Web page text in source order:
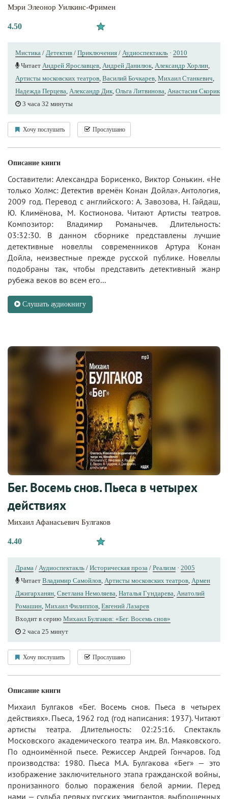
Мэри Элeoнор Уилкинс-Фримен
4.50
Мистика / Детектив / Приключения / Аудиоспектакль · 2010
Читает Андрей Ярославцев Андрей Данилюк Александр Хорлин
Артисты московских театров Василий Бочкарев Михаил Станкевич
Надежда Перцева Александр Дик Ольга Литвинова Анастасия Скорик
3 часа 32 минуты
Хочу послушать Прослушано
Описание книги
Составители: Александра Борисенко, Виктор Сонькин. «Не
только Холмс: Детектив времён Конан Дойла». Антология,
2009 год. Перевод с английского: А. Завозова, Н. Гайдаш,
Ю. Климёнова, М. Костионова. Читают Артисты теaтров.
Композитор: Владимир Романычев. Длительность:
03:32:30. В данном сборнике представлены лучшие
детективные новеллы современников Артура Конан
Дойла, неизвестные прежде русской публике. Новеллы
подобраны так, чтобы представить детективный жанр
рубежа веков во всем его...
Слушать аудиокнигу
Бег. Восемь снов. Пьеса в четырех
действиях
Михаил Афанасьевич Булгаков
4.40
Драма / Аудиоспектакль / Историческая проза / Реализм · 2005
Читает Владимир Самойлов Артисты московских театров Армен
Джигарханян Светлана Немоляева Наталья Гундарева Анатолий
Ромашин Михаил Филиппов Евгений Лазарев
Входит в серию Михаил Булгаков: «Бег. Восемь снов»
2 часа 25 минут
Хочу послушать Прослушано
Описание книги
Михаил Булгаков «Бег. Восемь снов. Пьеса в четырех
действиях». Пьеса, 1962 год (год написания: 1937). Читают
артисты театра. Длительность: 02:25:16. Спектакль
Московского академического театра им. Вл. Маяковского.
По одноимённой пьесе. Режиссер Андрей Гончаров. Год
производства: 1980. Пьеса М.А. Булгакова «Бег» — это
изображение заключительного этапа гражданской войны,
пронизанного болью поражения белой армии. Перед
нами — судьба первых русских эмигрантов, выброшенных